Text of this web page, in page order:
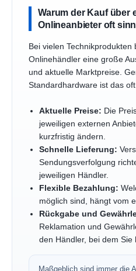
Warum der Kauf über
Onlineanbieter oft
Bei vielen Technikprodukten
Onlinehändler eine große
und aktuelle Marktpreise.
Standardhardware ist das
Aktuelle Preise: Die
jeweiligen externen
kurzfristig ändern.
Schnelle Lieferung:
Sendungsverfolgung
jeweiligen Händler.
Flexible Bezahlung:
möglich sind, hängt vom
Rückgabe und
Reklamation und
den Händler, bei dem Sie
Maßgeblich sind immer die